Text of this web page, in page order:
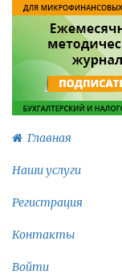
Главная
Наши услуги
Регистрация
Контакты
Войти